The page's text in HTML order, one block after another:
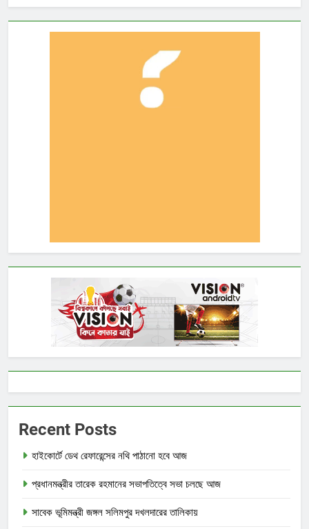
Recent Posts
হাইকোর্টে ডেথ রেফারেন্সের নথি পাঠানো হবে আজ
প্রধানমন্ত্রীর তারেক রহমানের সভাপতিত্বে সভা চলছে আজ
সাবেক ভূমিমন্ত্রী জঙ্গল সলিমপুর দখলদারের তালিকায়